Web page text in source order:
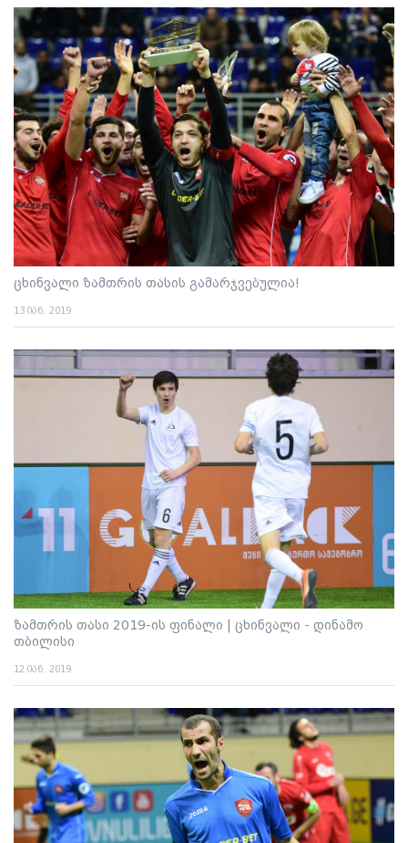
ცხინვალი ზამთრის თასის გამარჯვებულია!
13 იან. 2019
ზამთრის თასი 2019-ის ფინალი | ცხინვალი - დინამო
თბილისი
12 იან. 2019